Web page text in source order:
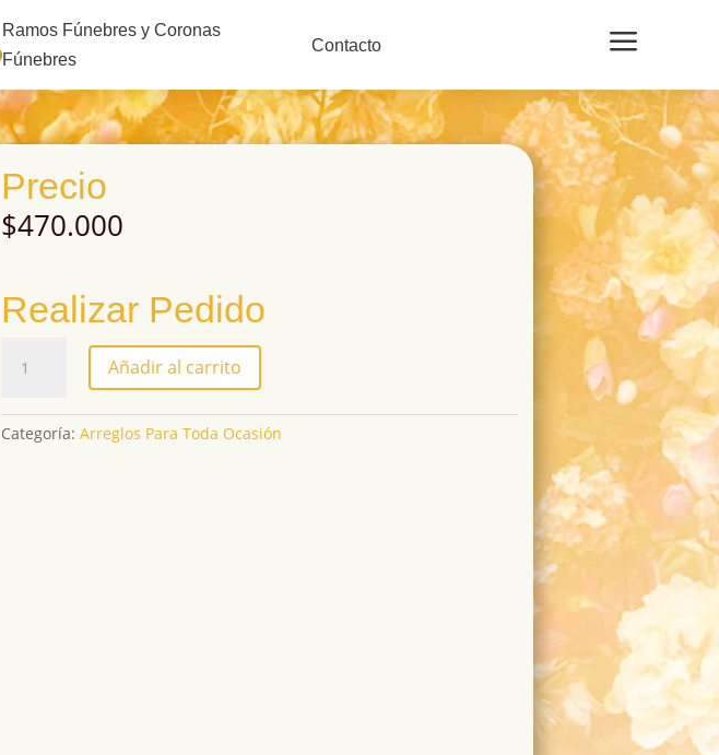
Ramos Fúnebres y Coronas
Fúnebres
Contacto a
Precio
$470.000
Realizar Pedido
cantidad
Añadir al carrito
Categoría: Arreglos Para Toda Ocasión